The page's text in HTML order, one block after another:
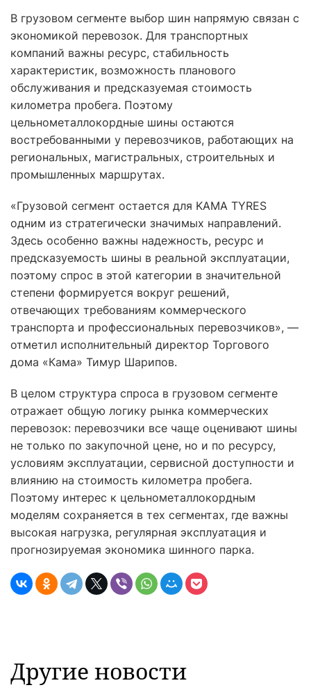
В грузовом сегменте выбор шин напрямую связан с
экономикой перевозок. Для транспортных
компаний важны ресурс, стабильность
характеристик, возможность планового
обслуживания и предсказуемая стоимость
километра пробега. Поэтому
цельнометаллокордные шины остаются
востребованными у перевозчиков, работающих на
региональных, магистральных, строительных и
промышленных маршрутах.
«Грузовой сегмент остается для KAMA TYRES
одним из стратегически значимых направлений.
Здесь особенно важны надежность, ресурс и
предсказуемость шины в реальной эксплуатации,
поэтому спрос в этой категории в значительной
степени формируется вокруг решений,
отвечающих требованиям коммерческого
транспорта и профессиональных перевозчиков», —
отметил исполнительный директор Торгового
дома «Кама» Тимур Шарипов.
В целом структура спроса в грузовом сегменте
отражает общую логику рынка коммерческих
перевозок: перевозчики все чаще оценивают шины
не только по закупочной цене, но и по ресурсу,
условиям эксплуатации, сервисной доступности и
влиянию на стоимость километра пробега.
Поэтому интерес к цельнометаллокордным
моделям сохраняется в тех сегментах, где важны
высокая нагрузка, регулярная эксплуатация и
прогнозируемая экономика шинного парка.
Другие новости